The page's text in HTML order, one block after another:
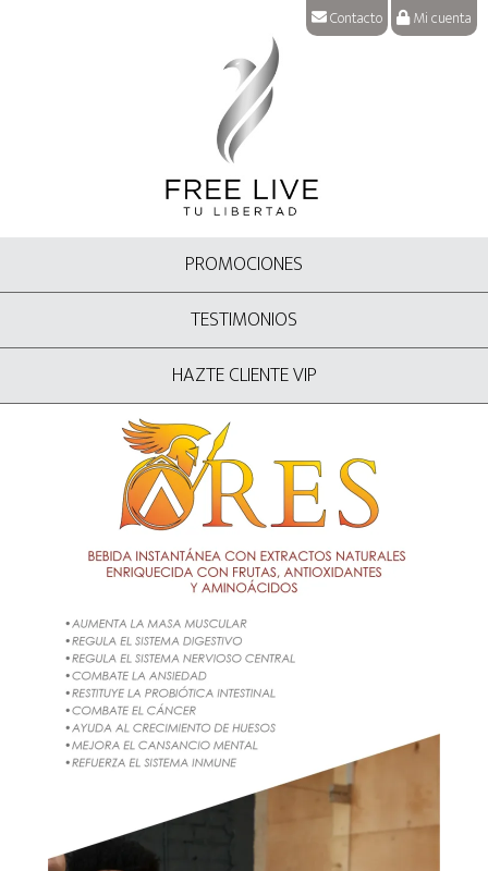
Contacto Mi cuenta
PROMOCIONES
TESTIMONIOS
HAZTE CLIENTE VIP